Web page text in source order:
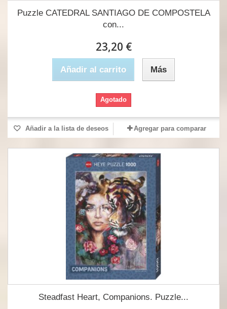
Puzzle CATEDRAL SANTIAGO DE COMPOSTELA
con...
23,20 €
Añadir al carrito Más
Agotado
Añadir a la lista de deseos Agregar para comparar
Steadfast Heart, Companions. Puzzle...